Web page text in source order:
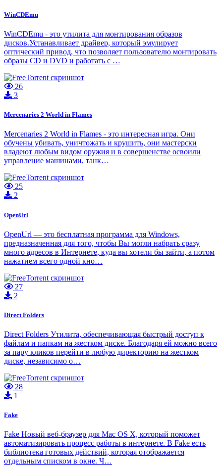
WinCDEmu
WinCDEmu - это утилита для монтирования образов
дисков.Устанавливает драйвер, который эмулирует
оптический привод, что позволяет пользователю монтировать
образы CD и DVD и работать с …
26
3
Mercenaries 2 World in Flames
Mercenaries 2 World in Flames - это интересная игра. Они
обучены убивать, уничтожать и крушить, они мастерски
владеют любым видом оружия и в совершенстве освоили
управление машинами, танк…
25
2
OpenUrl
OpenUrl — это бесплатная программа для Windows,
предназначенная для того, чтобы Вы могли набрать сразу
много адресов в Интернете, куда вы хотели бы зайти, а потом
нажатием всего одной кно…
27
2
Direct Folders
Direct Folders Утилита, обеспечивающая быстрый доступ к
файлам и папкам на жестком диске. Благодаря ей можно всего
за пару кликов перейти в любую директорию на жестком
диске, независимо о…
28
1
Fake
Fake Новый веб-браузер для Mac OS X, который поможет
автоматизировать процесс работы в интернете. В Fake есть
библиотека готовых действий, которая отображается
отдельным списком в окне. Ч…